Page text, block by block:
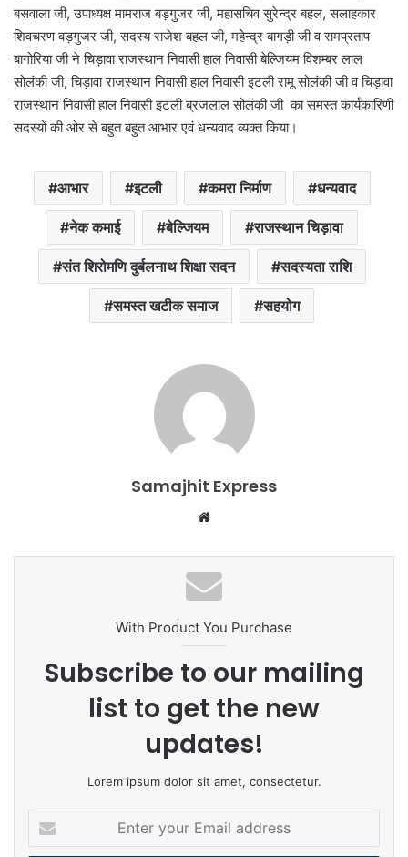
बसवाला जी, उपाध्यक्ष मामराज बड़गुजर जी, महासचिव सुरेन्द्र बहल, सलाहकार
शिवचरण बड़गुजर जी, सदस्य राजेश बहल जी, महेन्द्र बागड़ी जी व रामप्रताप
बागोरिया जी ने चिड़ावा राजस्थान निवासी हाल निवासी बेल्जियम विशम्बर लाल
सोलंकी जी, चिड़ावा राजस्थान निवासी हाल निवासी इटली रामू सोलंकी जी व चिड़ावा
राजस्थान निवासी हाल निवासी इटली ब्रजलाल सोलंकी जी का समस्त कार्यकारिणी
सदस्यों की ओर से बहुत बहुत आभार एवं धन्यवाद व्यक्त किया।
आभार इटली कमरा निर्माण धन्यवाद
नेक कमाई बेल्जियम राजस्थान चिड़ावा
संत शिरोमणि दुर्बलनाथ शिक्षा सदन सदस्यता राशि
समस्त खटीक समाज सहयोग
Samajhit Express
With Product You Purchase
Subscribe to our mailing
list to get the new
updates!
Lorem ipsum dolor sit amet, consectetur.
your